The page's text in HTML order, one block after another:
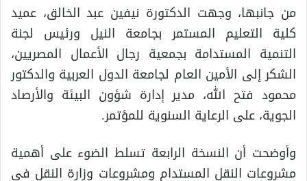
من جانبها، وجهت الدكتورة نيفين عبد الخالق، عميد
كلية التعليم المستمر بجامعة النيل ورئيس لجنة
التنمية المستدامة بجمعية رجال الأعمال المصريين،
الشكر إلى الأمين العام لجامعة الدول العربية والدكتور
محمود فتح الله، مدير إدارة شؤون البيئة والأرصاد
الجوية، على الرعاية السنوية للمؤتمر.
وأوضحت أن النسخة الرابعة تسلط الضوء على أهمية
مشروعات النقل المستدام ومشروعات وزارة النقل في